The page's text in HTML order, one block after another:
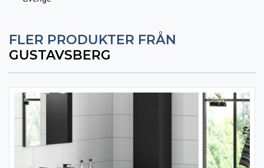
FLER PRODUKTER FRÅN
GUSTAVSBERG